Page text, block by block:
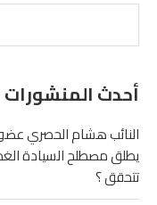
أحدث المنشورات
النائب هشام الحصري
يطلق مصطلح السيادة
تتحقق ؟